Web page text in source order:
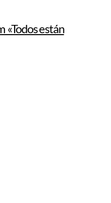
«Todos están